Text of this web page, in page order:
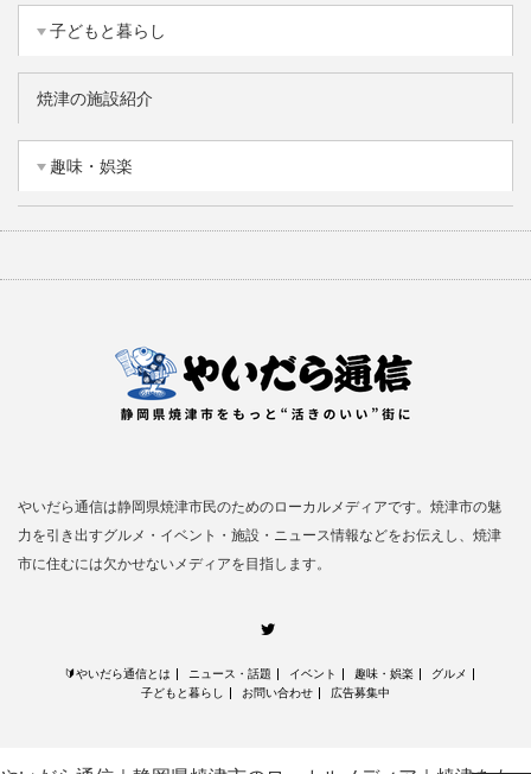
子どもと暮らし
焼津の施設紹介
趣味・娯楽
やいだら通信は静岡県焼津市民のためのローカルメディアです。焼津市の魅
力を引き出すグルメ・イベント・施設・ニュース情報などをお伝えし、焼津
市に住むには欠かせないメディアを目指します。
🔰やいだら通信とは ニュース・話題 イベント 趣味・娯楽
グルメ
子どもと暮らし
お問い合わせ 広告募集中